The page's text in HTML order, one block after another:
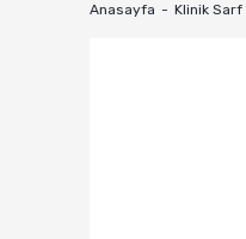
Anasayfa Klinik Sarf